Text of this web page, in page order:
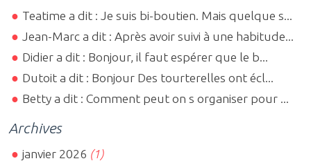
Teatime a dit : Je suis bi-boutien. Mais quelque s...
Jean-Marc a dit : Après avoir suivi à une habitude...
Didier a dit : Bonjour, il faut espérer que le b...
Dutoit a dit : Bonjour Des tourterelles ont écl...
Betty a dit : Comment peut on s organiser pour ...
Archives
janvier 2026 (1)